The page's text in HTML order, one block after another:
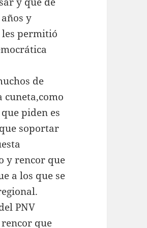
y
permitió
de
cuneta,como
piden es
soportar
y rencor que
a los que se
PNV
que